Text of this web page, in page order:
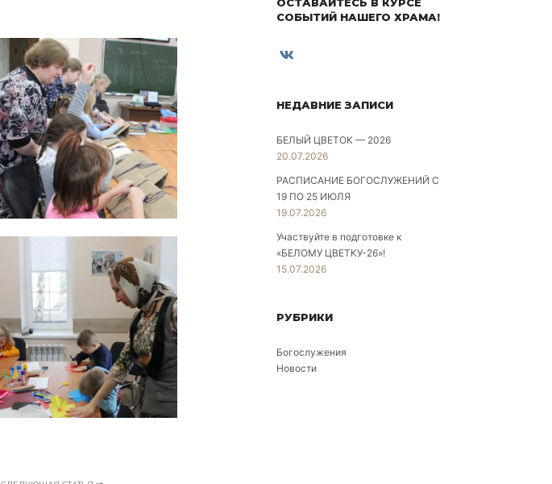
СОБЫТИЙ НАШЕГО ХРАМА!
НЕДАВНИЕ ЗАПИСИ
БЕЛЫЙ ЦВЕТОК — 2026
20.07.2026
РАСПИСАНИЕ БОГОСЛУЖЕНИЙ С
19 ПО 25 ИЮЛЯ
19.07.2026
Участвуйте в подготовке к
«БЕЛОМУ ЦВЕТКУ-26»!
15.07.2026
РУБРИКИ
Богослужения
Новости